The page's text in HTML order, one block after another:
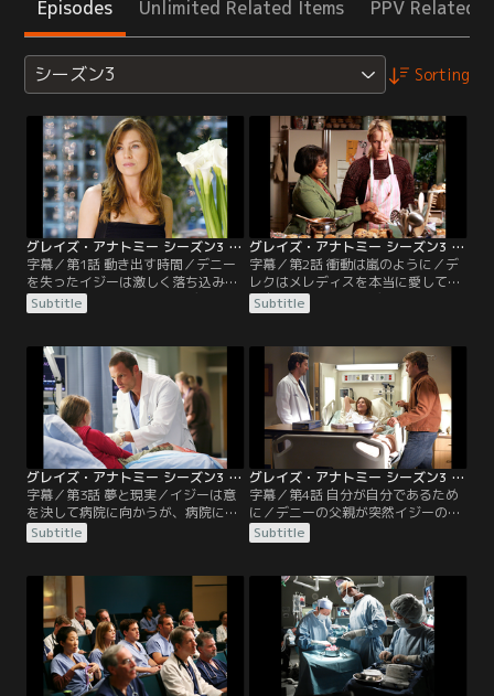
Episodes Unlimited Related Items PPV Related
シーズン3 Sorting
グレイズ・アナトミー シーズン3 第01話／字幕
字幕／第1話 動き出す時間／デニー
を失ったイジーは激しく落ち込み、
閉じこもってしまう。メレディスと
クリスティーナは心配し、彼女を元
したデレクとジョージは、その患者
夫婦が伝染病に感染していたため自
分たちも隔離される。メレディスは
再びデレクと関係を持ったことをク
リスティーナに打ち明ける。
Subtitle
グレイズ・アナトミー シーズン3 第02話／字幕
字幕／第2話 衝動は嵐のように／デ
レクはメレディスを本当に愛してい
る自分に気づき、アディソンと別れ
る決心をする。アディソンは深く傷
クの親友マークと再び一夜を過ご
す。一方、メレディスはデレクかフ
ィンかどちらを選ぶべきか答えを出
すことができずにいた。失意のあま
りひたすらマフィンを焼き続けるイ
ジーを見かね、同僚たちは…。
Subtitle
グレイズ・アナトミー シーズン3 第03話／字幕
字幕／第3話 夢と現実／イジーは意
を決して病院に向かうが、病院に入
ることができなかった。バークもま
た復帰できないのではないかという
てクリスティーナは手術の練習を進
め、復帰を促す。また、カリーとの
関係に悩んだジョージはやっとの思
いで、まだ一緒に住むには早いとカ
リーに告げ、彼女の怒りを買う。
Subtitle
グレイズ・アナトミー シーズン3 第04話／字幕
字幕／第4話 自分が自分であるため
に／デニーの父親が突然イジーの元
を訪れ、イジーはデニーの大きな愛
を再び知らされるのだった。メレデ
になる、。メレディスは麻酔で朦朧
としながらも、アディソンと初めて
お互いの気持ちを正直にぶつけ合
う。そんな中、マークがシアトル・
グレイス病院に勤務することが正式
に決まり、一同が騒然となる。
Subtitle